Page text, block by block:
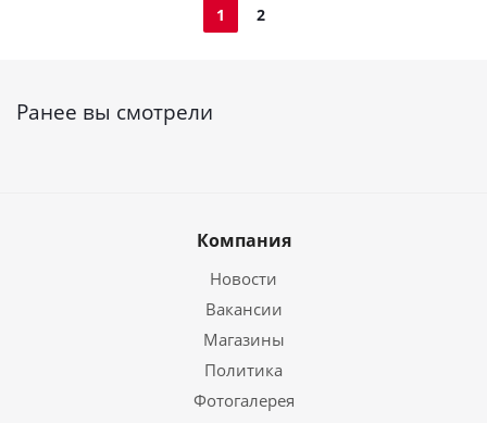
1 2
Ранее вы смотрели
Компания
Новости
Вакансии
Магазины
Политика
Фотогалерея